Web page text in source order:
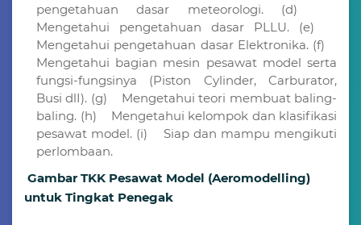
pengetahuan dasar meteorologi. (d)
Mengetahui pengetahuan dasar PLLU. (e)
Mengetahui pengetahuan dasar Elektronika. (f)
Mengetahui bagian mesin pesawat model serta
fungsi-fungsinya (Piston Cylinder, Carburator,
Busi dlI). (g) Mengetahui teori membuat baling-
baling. (h) Mengetahui kelompok dan klasifikasi
pesawat model. (i) Siap dan mampu mengikuti
perlombaan.
Gambar TKK Pesawat Model (Aeromodelling)
untuk Tingkat Penegak